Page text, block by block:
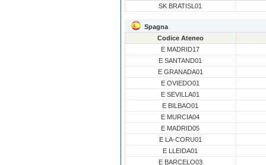
SK BRATISL01
Spagna
Codice Ateneo
E MADRID17
E SANTAND01
E GRANADA01
E OVIEDO01
E SEVILLA01
E BILBAO01
E MURCIA04
E MADRID05
E LA-CORU01
E LLEIDA01
E BARCELO03